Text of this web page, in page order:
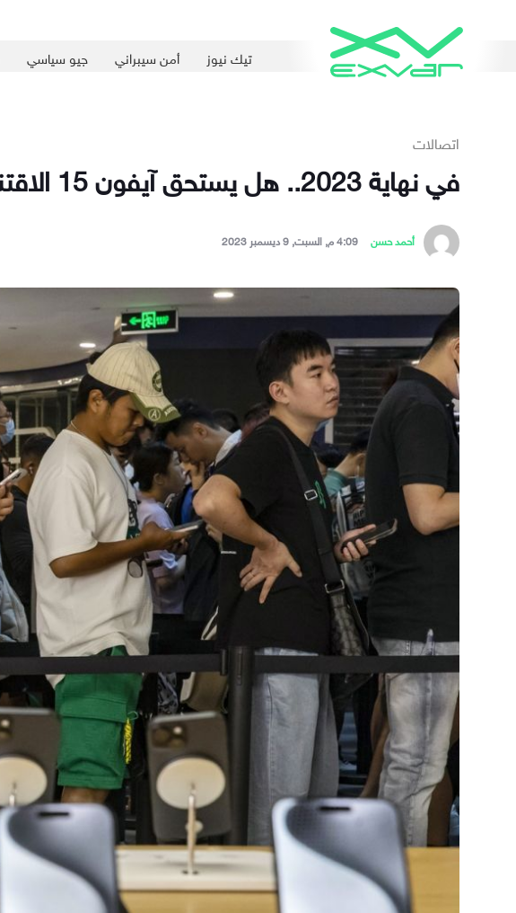
تيك نيوز أمن سيبراني جيو سياسي
اتصالات
في نهاية 2023.. هل يستحق آيفون 15 الاقتناء؟
أحمد حسن 4:09 م, السبت, 9 ديسمبر 2023